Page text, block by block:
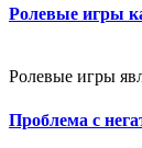
Ролевые игры
Ролевые игры
Проблема с